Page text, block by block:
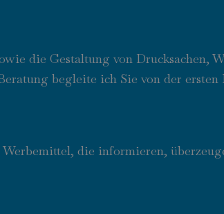
die Gestaltung von Drucksachen,
begleite ich Sie von der
die informieren,